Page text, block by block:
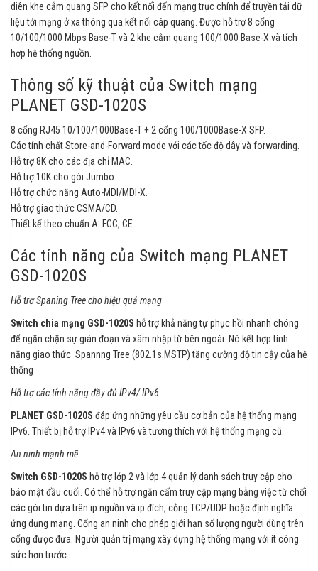
diên khe cắm quang SFP cho kết nối đến mạng trục chính để truyền tải dữ
liệu tới mạng ở xa thông qua kết nối cáp quang. Được hỗ trợ 8 cổng
10/100/1000 Mbps Base-T và 2 khe cắm quang 100/1000 Base-X và tích
hợp hệ thống nguồn.
Thông số kỹ thuật của Switch mạng
PLANET GSD-1020S
8 cổng RJ45 10/100/1000Base-T + 2 cổng 100/1000Base-X SFP.
Các tính chất Store-and-Forward mode với các tốc độ dây và forwarding.
Hỗ trợ 8K cho các địa chỉ MAC.
Hỗ trợ 10K cho gói Jumbo.
Hỗ trợ chức năng Auto-MDI/MDI-X.
Hỗ trợ giao thức CSMA/CD.
Thiết kế theo chuẩn A: FCC, CE.
Các tính năng của Switch mạng PLANET
GSD-1020S
Hỗ trợ Spaning Tree cho hiệu quả mạng
Switch chia mạng GSD-1020S hỗ trợ khả năng tự phục hồi nhanh chóng
để ngăn chặn sự gián đoạn và xâm nhập từ bên ngoài Nó kết hợp tính
năng giao thức Spannng Tree (802.1s.MSTP) tăng cường độ tin cậy của hệ
thống
Hỗ trợ các tính năng đầy đủ IPv4/ IPv6
PLANET GSD-1020S đáp ứng những yêu cầu cơ bản của hệ thống mạng
IPv6. Thiết bị hỗ trợ IPv4 và IPv6 và tương thích với hệ thống mạng cũ.
An ninh mạnh mẽ
Switch GSD-1020S hỗ trợ lớp 2 và lớp 4 quản lý danh sách truy cập cho
bảo mật đầu cuối. Có thể hỗ trợ ngăn cấm truy cập mạng bằng việc từ chối
các gói tin dựa trên ip nguồn và ip đích, cỏng TCP/UDP hoặc định nghĩa
ứng dụng mạng. Cổng an ninh cho phép giới hạn số lượng người dùng trên
cổng được đưa. Người quản trị mạng xây dựng hệ thống mạng với ít công
sức hơn trước.